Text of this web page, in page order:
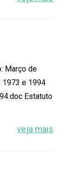
Março de
1973 e 1994
Estatuto
veja mais